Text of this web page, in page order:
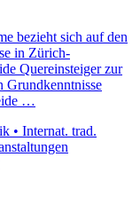
bezieht sich auf den
in Zürich-
Quereinsteiger zur
Grundkenntnisse
…
• Internat. trad.